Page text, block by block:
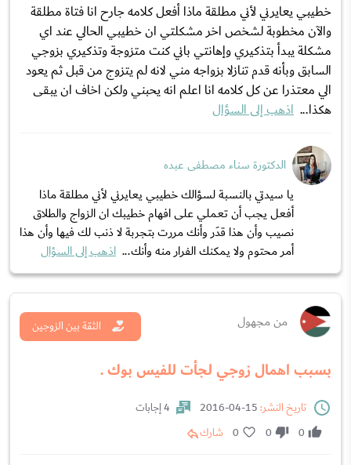
خطيبي يعايرني لأني مطلقة ماذا أفعل كلامه جارح انا فتاة مطلقة
والآن مخطوبة لشخص اخر مشكلتي ان خطيبي الحالي عند اي
مشكلة يبدأ بتذكيري وإهانتي باني كنت متزوجة وتذكيري بزوجي
السابق وبأنه قدم تنازلا بزواجه مني لانه لم يتزوج من قبل ثم يعود
الي معتذرا عن كل كلامه انا اعلم انه يحبني ولكن اخاف ان يبقى
هكذا... اذهب إلى السؤال
الدكتورة سناء مصطفى عبده
يا سيدتي بالنسبة لسؤالك خطيبي يعايرني لأني مطلقة ماذا
أفعل يجب أن تعملي على افهام خطيبك ان الزواج والطلاق
نصيب وأن هذا قدَر وأنك مررت بتجربة لا ذنب لك فيها وأن هذا
أمر محتوم ولا يمكنك الفرار منه وأنك... اذهب إلى السؤال
من مجهول
بسبب اهمال زوجي لجأت للفيس بوك .
الثقة بين الزوجين
تاريخ النشر:
4 إجابات
0
0
0 شارك